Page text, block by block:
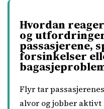
Hvordan
og
passasjerene,
forsinkelser
Flyr tar
alvor og jobber aktivt